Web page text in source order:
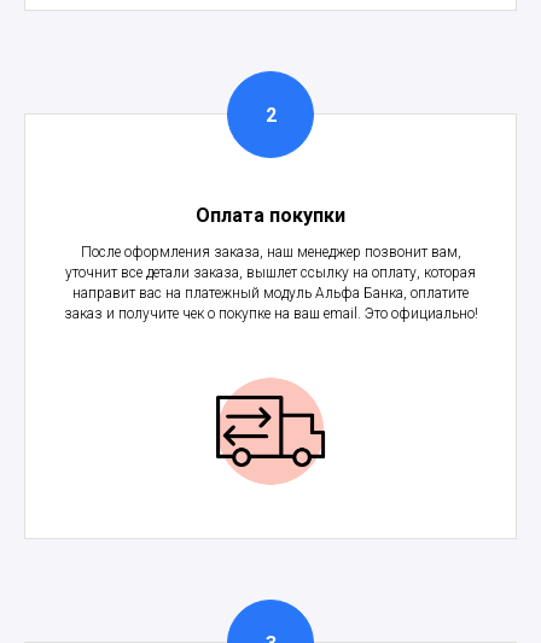
Оплата покупки
После оформления заказа, наш менеджер позвонит вам,
уточнит все детали заказа, вышлет ссылку на оплату, которая
направит вас на платежный модуль Альфа Банка, оплатите
заказ и получите чек о покупке на ваш email. Это официально!